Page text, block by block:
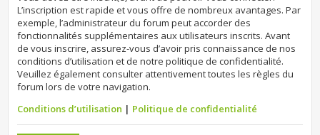
L’inscription est rapide et vous offre de nombreux avantages. Par
exemple, l’administrateur du forum peut accorder des
fonctionnalités supplémentaires aux utilisateurs inscrits. Avant
de vous inscrire, assurez-vous d’avoir pris connaissance de nos
conditions d’utilisation et de notre politique de confidentialité.
Veuillez également consulter attentivement toutes les règles du
forum lors de votre navigation.
Conditions d’utilisation | Politique de confidentialité